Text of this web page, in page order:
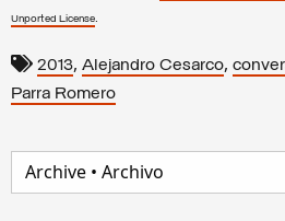
Unported License.
2013, Alejandro Cesarco,
Parra Romero